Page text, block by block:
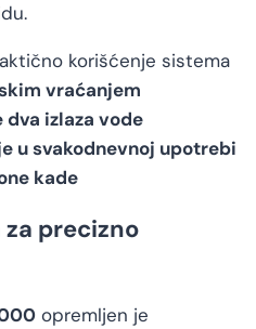
korišćenje sistema
vraćanjem
dva izlaza vode
u svakodnevnoj upotrebi
kade
precizno
opremljen je